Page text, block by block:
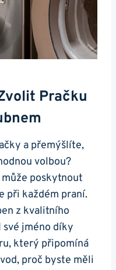
Pračku
a‌ přemýšlíte,
volbou?
‌poskytnout
při každém⁣ praní.
z kvalitního
své jméno díky⁤
který připomíná
proč byste měli‌